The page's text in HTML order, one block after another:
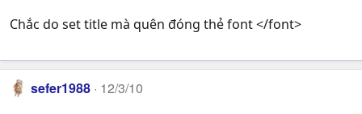
Chắc do set title mà quên đóng thẻ font </font>
sefer1988 12/3/10